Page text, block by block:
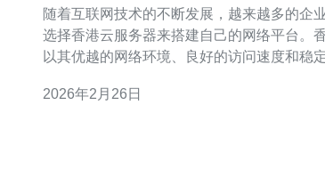
随着互联网技术的不断发展，越来越多的企
选择香港云服务器来搭建自己的网络平台。
以其优越的网络环境、良好的访问速度和稳
码，以及如何有效使用这些推介码，是许多
2026年2月26日